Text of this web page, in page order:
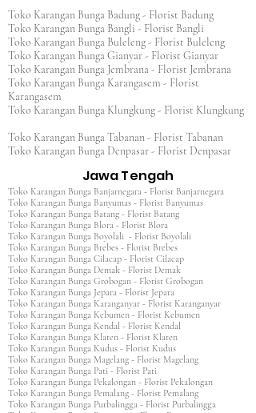
Toko Karangan Bunga Badung - Florist Badung
Toko Karangan Bunga Bangli - Florist Bangli
Toko Karangan Bunga Buleleng - Florist Buleleng
Toko Karangan Bunga Gianyar - Florist Gianyar
Toko Karangan Bunga Jembrana - Florist Jembrana
Toko Karangan Bunga Karangasem - Florist
Karangasem
Toko Karangan Bunga Klungkung - Florist Klungkung
Toko Karangan Bunga Tabanan - Florist Tabanan
Toko Karangan Bunga Denpasar - Florist Denpasar
Jawa Tengah
Toko Karangan Bunga Banjarnegara - Florist Banjarnegara
Toko Karangan Bunga Banyumas - Florist Banyumas
Toko Karangan Bunga Batang - Florist Batang
Toko Karangan Bunga Blora - Florist Blora
Toko Karangan Bunga Boyolali - Florist Boyolali
Toko Karangan Bunga Brebes - Florist Brebes
Toko Karangan Bunga Cilacap - Florist Cilacap
Toko Karangan Bunga Demak - Florist Demak
Toko Karangan Bunga Grobogan - Florist Grobogan
Toko Karangan Bunga Jepara - Florist Jepara
Toko Karangan Bunga Karanganyar - Florist Karanganyar
Toko Karangan Bunga Kebumen - Florist Kebumen
Toko Karangan Bunga Kendal - Florist Kendal
Toko Karangan Bunga Klaten - Florist Klaten
Toko Karangan Bunga Kudus - Florist Kudus
Toko Karangan Bunga Magelang - Florist Magelang
Toko Karangan Bunga Pati - Florist Pati
Toko Karangan Bunga Pekalongan - Florist Pekalongan
Toko Karangan Bunga Pemalang - Florist Pemalang
Toko Karangan Bunga Purbalingga - Florist Purbalingga